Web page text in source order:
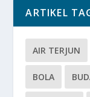
ARTIKEL
AIR TERJUN
BOLA